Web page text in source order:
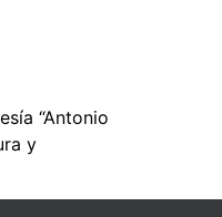
“Antonio
y